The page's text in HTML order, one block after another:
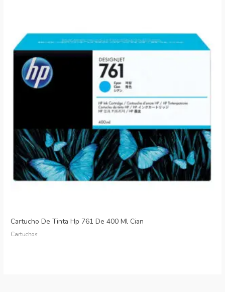
Cartucho De Tinta Hp 761 De 400 Ml Cian
Cartuchos